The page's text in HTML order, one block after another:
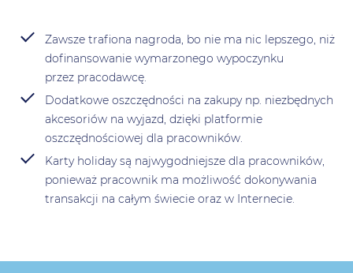
Zawsze trafiona nagroda, bo nie ma nic lepszego, niż
dofinansowanie wymarzonego wypoczynku
przez pracodawcę.
Dodatkowe oszczędności na zakupy np. niezbędnych
akcesoriów na wyjazd, dzięki platformie
oszczędnościowej dla pracowników.
Karty holiday są najwygodniejsze dla pracowników,
ponieważ pracownik ma możliwość dokonywania
transakcji na całym świecie oraz w Internecie.